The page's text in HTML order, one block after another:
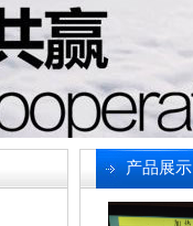
产品展示